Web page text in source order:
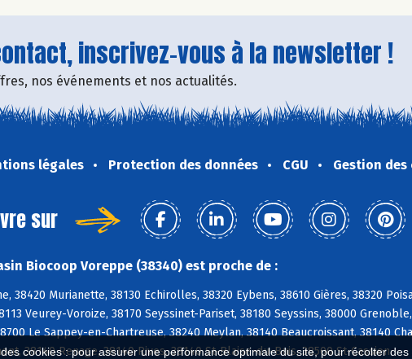
cookies : pour assurer une performance optimale du site, pour récolter
inscrivez-vous à la newsletter !
nos événements et nos actualités.
légales Protection des données CGU Gestion des
sur
Biocoop Voreppe (38340) est proche de :
38420 Murianette, 38130 Echirolles, 38320 Eybens, 38610 Gières, 38320
Veurey-Voroize, 38170 Seyssinet-Pariset, 38180 Seyssins, 38000
Le Sappey-en-Chartreuse, 38240 Meylan, 38140 Beaucroissant, 38140
38140 Renage, 38140 Rives, 38140 St-Blaise-du-Buis, 38500 St-Cassien